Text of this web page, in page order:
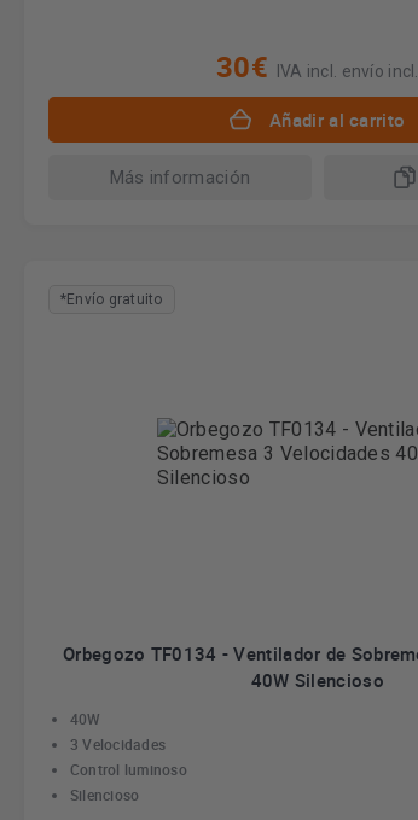
30€ IVA incl. envío incl.
Añadir al carrito
Más información
*Envío gratuito
Orbegozo TF0134 - Ventilador de
40W Silencioso
40W
3 Velocidades
Control luminoso
Silencioso